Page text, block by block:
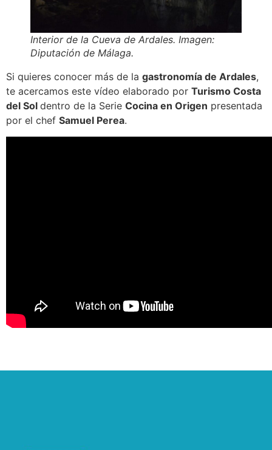
Interior de la Cueva de Ardales. Imagen:
Diputación de Málaga.
Si quieres conocer más de la gastronomía de Ardales,
te acercamos este vídeo elaborado por Turismo Costa
del Sol dentro de la Serie Cocina en Origen presentada
por el chef Samuel Perea.